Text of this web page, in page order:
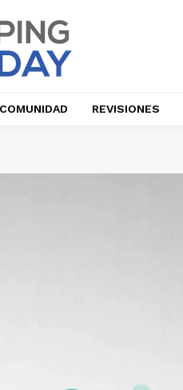
COMUNIDAD REVISIONES